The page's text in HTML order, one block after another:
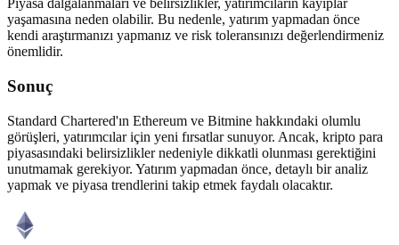
Piyasa dalgalanmaları ve belirsizlikler, yatırımcıların kayıplar
yaşamasına neden olabilir. Bu nedenle, yatırım yapmadan önce
kendi araştırmanızı yapmanız ve risk toleransınızı değerlendirmeniz
önemlidir.
Sonuç
Standard Chartered'ın Ethereum ve Bitmine hakkındaki olumlu
görüşleri, yatırımcılar için yeni fırsatlar sunuyor. Ancak, kripto para
piyasasındaki belirsizlikler nedeniyle dikkatli olunması gerektiğini
unutmamak gerekiyor. Yatırım yapmadan önce, detaylı bir analiz
yapmak ve piyasa trendlerini takip etmek faydalı olacaktır.